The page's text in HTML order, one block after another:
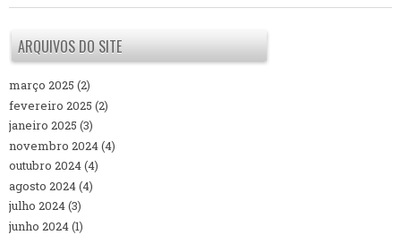
ARQUIVOS DO SITE
março 2025 (2)
fevereiro 2025 (2)
janeiro 2025 (3)
novembro 2024(4)
outubro 2024(4)
agosto 2024(4)
julho 2024(3)
junho 2024(1)